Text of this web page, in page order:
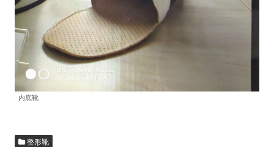
内底靴
整形靴